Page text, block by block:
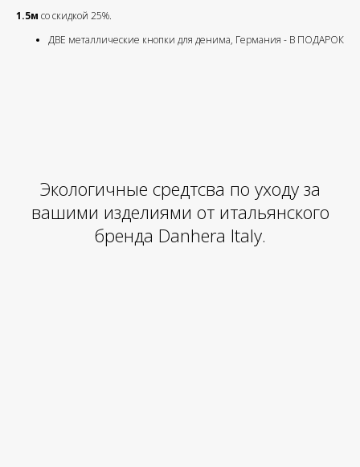
1.5м со скидкой 25%.
ДВЕ металлические кнопки для денима, Германия - В ПОДАРОК
Экологичные средтсва по уходу за
вашими изделиями от итальянского
бренда Danhera Italy.